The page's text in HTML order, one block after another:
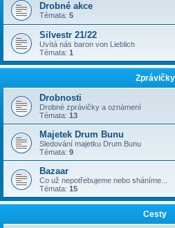
Drobné akce
Témata: 5
Silvestr 21/22
Uvítá nás baron von Lieblich
Témata: 1
Zprávičky
Drobnosti
Drobné zprávičky a oznámení
Témata: 13
Majetek Drum Bunu
Sledování majetku Drum Bunu
Témata: 9
Bazaar
Co už nepotřebujeme nebo sháníme...
Témata: 15
Cesty